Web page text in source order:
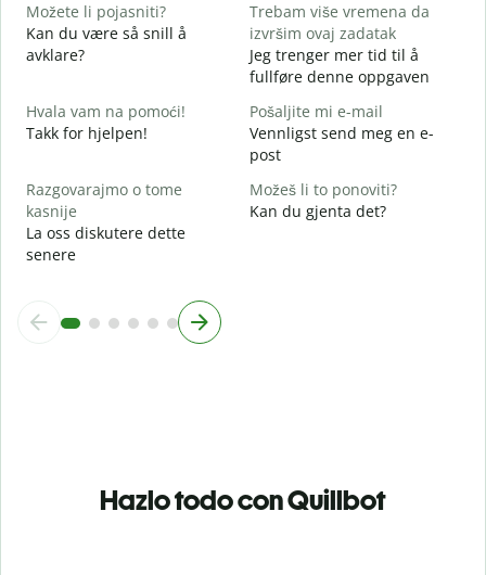
Možete li pojasniti?
Kan du være så snill å
avklare?
Trebam više vremena da
izvršim ovaj zadatak
Jeg trenger mer tid til å
fullføre denne oppgaven
Hvala vam na pomoći!
Takk for hjelpen!
Pošaljite mi e-mail
Vennligst send meg en e-
post
Razgovarajmo o tome
kasnije
La oss diskutere dette
senere
Možeš li to ponoviti?
Kan du gjenta det?
Hazlo todo con Quillbot